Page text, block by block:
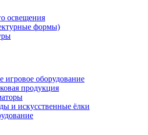
освещения
формы)
игровое оборудование
продукция
и искусственные ёлки